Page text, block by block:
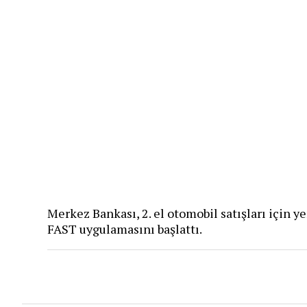
Merkez Bankası, 2. el otomobil satışları için
FAST uygulamasını başlattı​.